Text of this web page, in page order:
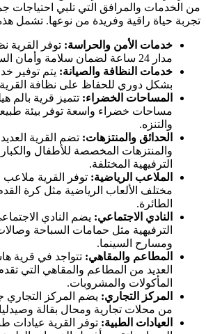
من الخدمات والمرافق التي تلبي احتياجات
تجربة حياة راقية وفريدة من نوعها. تشمل
خدمات الأمن والحراسة: توفر القرية
مدار 24 ساعة لضمان سلامة وأمان السكان وممتلكاتهم.
خدمات النظافة والصيانة: يتم توفير
بشكل دوري للحفاظ على نظافة القرية
المساحات الخضراء: تتميز قرية بالم
مساحات خضراء واسعة توفر بيئة
والتنزه.
الحدائق والمنتزهات: تضم القرية
والمنتزهات المخصصة للأطفال
الترفيهية المختلفة.
الملاعب الرياضية: توفر القرية
مختلف الألعاب الرياضية مثل كرة
الطائرة.
النادي الاجتماعي: يضم النادي
الترفيهية مثل حمامات السباحة
ومسارح السينما.
المطاعم والمقاهي: تتواجد في قرية
العديد من المطاعم والمقاهي التي
المأكولات والمشروبات.
المركز التجاري: يضم المركز التجاري
من محلات تجارية ومحال بقالة
العيادات الطبية: توفر القرية عيادات